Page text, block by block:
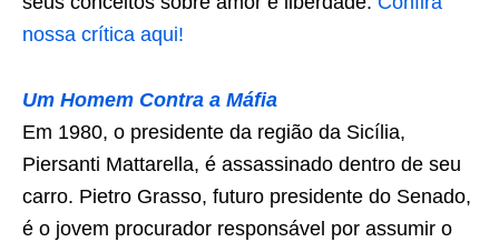
nossa crítica aqui!
Um Homem Contra a Máfia
Em 1980, o presidente da região da Sicília,
Piersanti Mattarella, é assassinado dentro de seu
carro. Pietro Grasso, futuro presidente do Senado,
é o jovem procurador responsável por assumir o